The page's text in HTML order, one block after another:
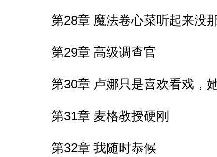
第28章 魔法卷心菜听起来没
第29章 高级调查官
第30章 卢娜只是喜欢看戏，
第31章 麦格教授硬刚
第32章 我随时恭候